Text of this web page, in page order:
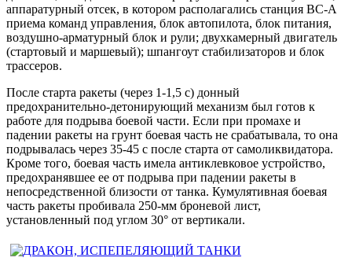
аппаратурный отсек, в котором располагались станция ВС-А
приема команд управления, блок автопилота, блок питания,
воздушно-арматурный блок и рули; двухкамерный двигатель
(стартовый и маршевый); шпангоут стабилизаторов и блок
трассеров.
После старта ракеты (через 1-1,5 с) донный
предохранительно-детонирующий механизм был готов к
работе для подрыва боевой части. Если при промахе и
падении ракеты на грунт боевая часть не срабатывала, то она
подрывалась через 35-45 с после старта от самоликвидатора.
Кроме того, боевая часть имела антиклевковое устройство,
предохранявшее ее от подрыва при падении ракеты в
непосредственной близости от танка. Кумулятивная боевая
часть ракеты пробивала 250-мм броневой лист,
установленный под углом 30° от вертикали.